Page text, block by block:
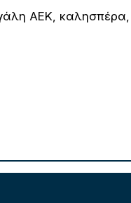
ΑΕΚ, καλησπέρα,